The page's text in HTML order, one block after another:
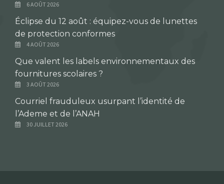
6 AOÛT 2026
Éclipse du 12 août : équipez-vous de lunettes
de protection conformes
4 AOÛT 2026
Que valent les labels environnementaux des
fournitures scolaires ?
3 AOÛT 2026
Courriel frauduleux usurpant l’identité de
l’Ademe et de l’ANAH
30 JUILLET 2026